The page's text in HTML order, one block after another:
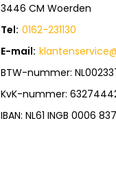
3446 CM Woerden
Tel: 0162-231130
E-mail:
BTW-nummer:
KvK-nummer:
IBAN: NL61 INGB 0006